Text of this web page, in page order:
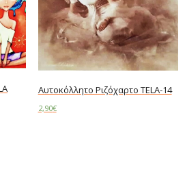
Αυτοκόλλητο Ριζόχαρτο TELA-14
2,90€